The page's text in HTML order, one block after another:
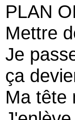
PLAN
Mettre
Je
ça
Ma tête